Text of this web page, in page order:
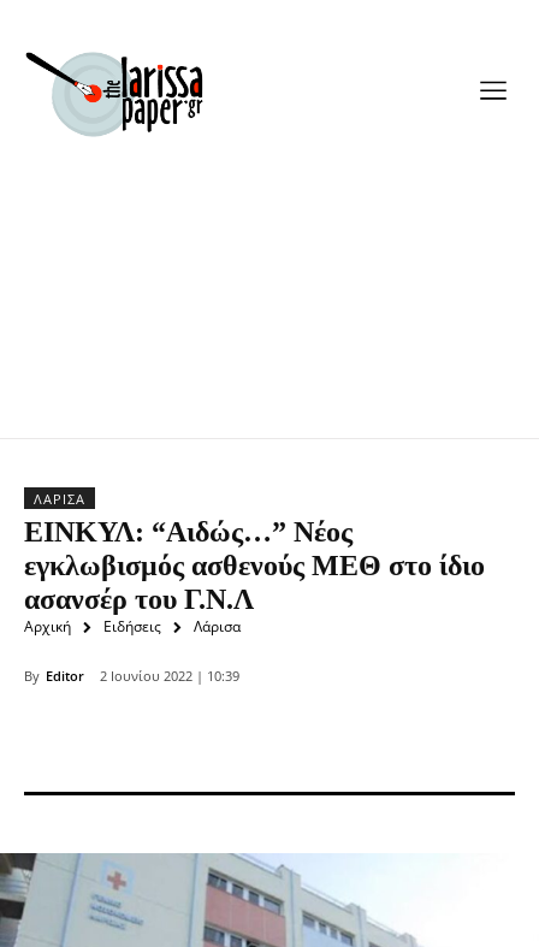
ΛΆΡΙΣΑ
ΕΙΝΚΥΛ: “Αιδώς…” Νέος
εγκλωβισμός ασθενούς ΜΕΘ στο ίδιο
ασανσέρ του Γ.Ν.Λ
Αρχική Ειδήσεις Λάρισα
By Editor 2 Ιουνίου 2022 | 10:39